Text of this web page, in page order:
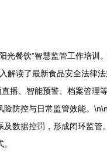
光餐饮”智慧监管工作培训
解读了最新食品安全法律
播、智能预警、档案管理
防控与日常监管效能。
数据控罚，形成闭环监管